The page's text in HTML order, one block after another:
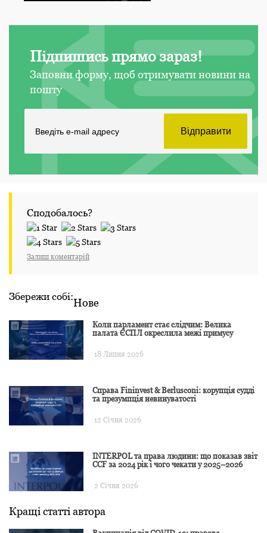
Підпишись прямо зараз!
Заповни форму, щоб отримувати новини на
пошту
Сподобалось?
Залиш коментарій
Збережи собі:Нове
Коли парламент стає слідчим: Велика
палата ЄСПЛ окреслила межі примусу
18 Липня 2026
Справа Fininvest & Berlusconi: корупція судді
та презумпція невинуватості
12 Січня 2026
INTERPOL та права людини: що показав звіт
CCF за 2024 рік і чого чекати у 2025–2026
2 Січня 2026
Кращі статті автора